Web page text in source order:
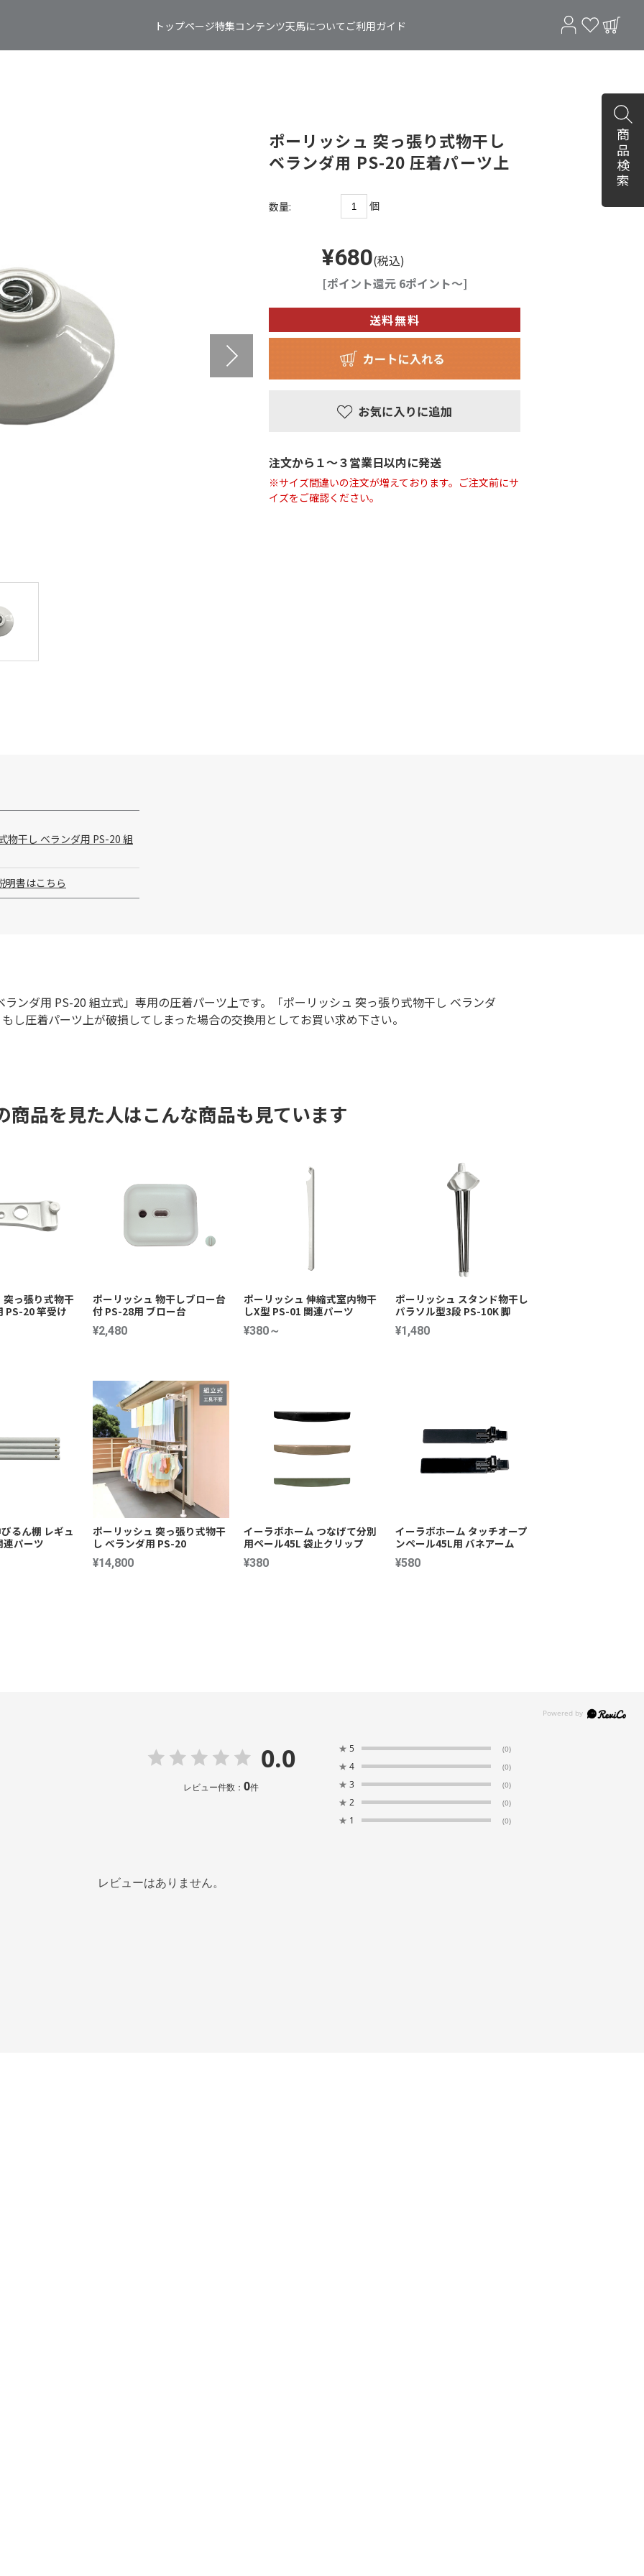
トップページ特集コンテンツ天馬について ご利用ガイド
ポーリッシュ 突っ張り式物干し
ベランダ用 PS-20 圧着パーツ上
¥680(税込)
[ポイント還元 6ポイント～]
数量: 個
注文から１〜３営業日以内に発送
※サイズ間違いの注文が増えております。ご注文前にサ
イズをご確認ください。
物干し ベランダ用 PS-20 組
明書はこちら
ンダ用 PS-20 組立式」専用の圧着パーツ上です。「ポーリッシュ 突っ張り式物干し ベランダ
し圧着パーツ上が破損してしまった場合の交換用としてお買い求め下さい。
商品を見た人はこんな商品も見ています
突っ張り式物干
PS-20 竿受け
ポーリッシュ 物干しブロー台
付 PS-28用 ブロー台
¥2,480
ポーリッシュ 伸縮式室内物干
しX型 PS-01 関連パーツ
¥380～
ポーリッシュ スタンド物干し
パラソル型3段 PS-10K 脚
¥1,480
るん棚 レギュ
連パーツ
ポーリッシュ 突っ張り式物干
し ベランダ用 PS-20
¥14,800
イーラボホーム つなげて分別
用ペール45L 袋止クリップ
¥380
イーラボホーム タッチオープ
ンペール45L用 バネアーム
¥580
0.0
レビュー件数： 0件
★ 5 (0)
★ 4 (0)
★ 3 (0)
★ 2 (0)
★ 1 (0)
レビューはありません。
商品検索